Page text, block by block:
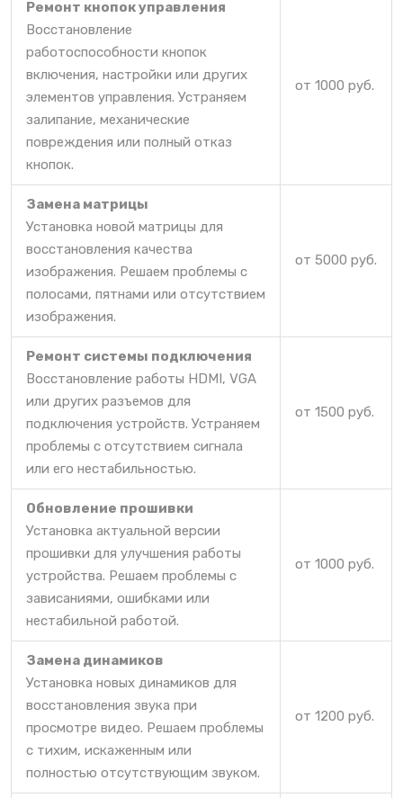
Ремонт кнопок управления
Восстановление
работоспособности кнопок
включения, настройки или других
элементов управления. Устраняем
залипание, механические
повреждения или полный отказ
кнопок.
от 1000 руб.
Замена матрицы
Установка новой матрицы для
восстановления качества
изображения. Решаем проблемы с
полосами, пятнами или отсутствием
изображения.
от 5000 руб.
Ремонт системы подключения
Восстановление работы HDMI, VGA
или других разъемов для
подключения устройств. Устраняем
проблемы с отсутствием сигнала
или его нестабильностью.
от 1500 руб.
Обновление прошивки
Установка актуальной версии
прошивки для улучшения работы
устройства. Решаем проблемы с
зависаниями, ошибками или
нестабильной работой.
от 1000 руб.
Замена динамиков
Установка новых динамиков для
восстановления звука при
просмотре видео. Решаем проблемы
с тихим, искаженным или
полностью отсутствующим звуком.
от 1200 руб.